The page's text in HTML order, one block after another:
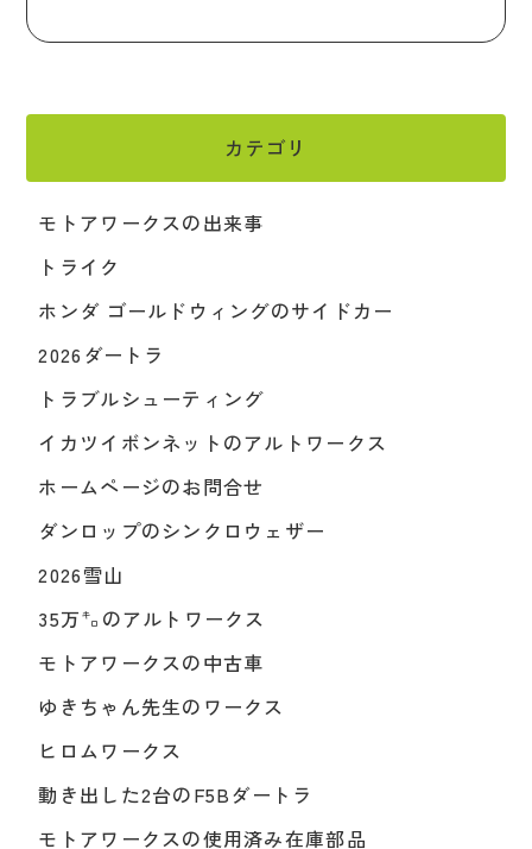
カテゴリ
モトアワークスの出来事
トライク
ホンダ ゴールドウィングのサイドカー
2026ダートラ
トラブルシューティング
イカツイボンネットのアルトワークス
ホームページのお問合せ
ダンロップのシンクロウェザー
2026雪山
35万㌔のアルトワークス
モトアワークスの中古車
ゆきちゃん先生のワークス
ヒロムワークス
動き出した2台のF5Bダートラ
モトアワークスの使用済み在庫部品